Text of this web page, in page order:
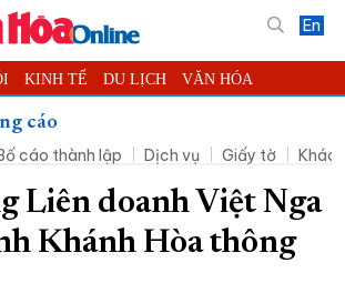
En
KINH TẾ DU LỊCH VĂN HÓA
TIN ĐỊA PHƯƠNG
PHÁP LUẬT BẠN ĐỌC PHÓNG SỰ
VIDEO ĐỌC BÁO ONLINE
TIN - QUẢNG CÁO
HÒA
cáo
cáo thành lập Dịch vụ Giấy tờ Khác
Liên doanh Việt Nga
Khánh Hòa thông